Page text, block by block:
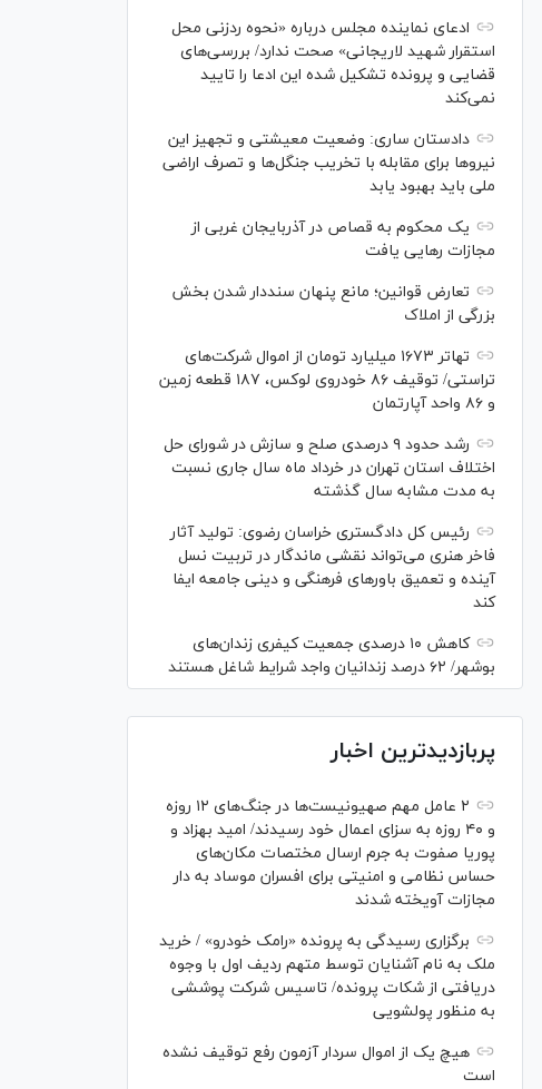
ادعای نماینده مجلس درباره «نحوه ردزنی محل
استقرار شهید لاریجانی» صحت ندارد/ بررسی‌های
قضایی و پرونده تشکیل شده این ادعا را تایید
نمی‌کند
دادستان ساری: وضعیت معیشتی و تجهیز این
نیرو‌ها برای مقابله با تخریب جنگل‌ها و تصرف اراضی
ملی باید بهبود یابد
یک محکوم به قصاص در آذربایجان‌ غربی از
مجازات رهایی یافت
تعارض قوانین؛ مانع پنهان سنددار شدن بخش
بزرگی از املاک
تهاتر ۱۶۷۳ میلیارد تومان از اموال شرکت‌های
تراستی/ توقیف ۸۶ خودروی لوکس، ۱۸۷ قطعه زمین
و ۸۶ واحد آپارتمان
رشد حدود ۹ درصدی صلح و سازش در شورای حل
اختلاف استان تهران در خرداد ماه سال جاری نسبت
به مدت مشابه سال گذشته
رئیس کل دادگستری خراسان رضوی: تولید آثار
فاخر هنری می‌تواند نقشی ماندگار در تربیت نسل
آینده و تعمیق باور‌های فرهنگی و دینی جامعه ایفا
کند
کاهش ۱۰ درصدی جمعیت کیفری زندان‌های
بوشهر/ ۶۲ درصد زندانیان واجد شرایط شاغل هستند
پربازدیدترین اخبار
۲ عامل مهم صهیونیست‌ها در جنگ‌های ۱۲ روزه
و ۴۰ روزه به سزای اعمال خود رسیدند/ امید بهزاد و
پوریا صفوت به جرم ارسال مختصات مکان‌های
حساس نظامی و امنیتی برای افسران موساد به دار
مجازات آویخته شدند
برگزاری رسیدگی به پرونده «رامک خودرو» / خرید
ملک به نام آشنایان توسط متهم ردیف اول با وجوه
دریافتی از شکات پرونده/ تاسیس شرکت پوششی
به منظور پولشویی
هیچ یک از اموال سردار آزمون رفع توقیف نشده
است